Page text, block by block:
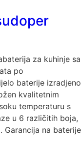
za kuhinje sa
po
baterije izradjeno
kvalitetnim
temperaturu s
u 6 različitih boja,
Garancija na baterije